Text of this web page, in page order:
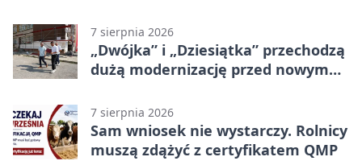
7 sierpnia 2026
„Dwójka” i „Dziesiątka” przechodzą
dużą modernizację przed nowym
7 sierpnia 2026
Sam wniosek nie wystarczy. Rolnicy
muszą zdążyć z certyfikatem QMP